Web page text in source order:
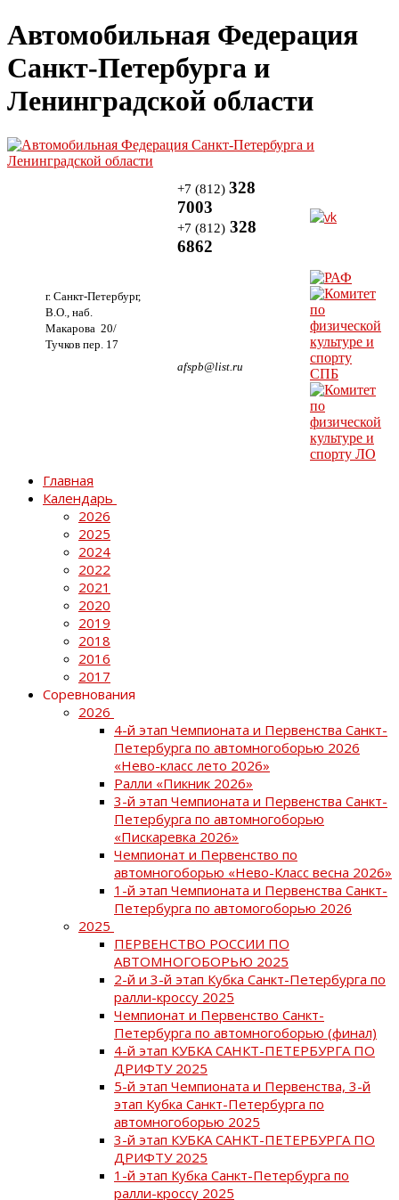
Автомобильная Федерация
Санкт-Петербурга и
Ленинградской области
г. Санкт-Петербург,
В.О., наб.
Макарова 20/
Тучков пер. 17
+7 (812) 328
7003
+7 (812) 328
6862
afspb@list.ru
Главная
Календарь
2026
2025
2024
2022
2021
2020
2019
2018
2016
2017
Соревнования
2026
4-й этап Чемпионата и Первенства Санкт-
Петербурга по автомногоборью 2026
«Нево-класс лето 2026»
Ралли «Пикник 2026»
3-й этап Чемпионата и Первенства Санкт-
Петербурга по автомногоборью
«Пискаревка 2026»
Чемпионат и Первенство по
автомногоборью «Нево-Класс весна 2026»
1-й этап Чемпионата и Первенства Санкт-
Петербурга по автомогоборью 2026
2025
ПЕРВЕНСТВО РОССИИ ПО
АВТОМНОГОБОРЬЮ 2025
2-й и 3-й этап Кубка Санкт-Петербурга по
ралли-кроссу 2025
Чемпионат и Первенство Санкт-
Петербурга по автомногоборью (финал)
4-й этап КУБКА САНКТ-ПЕТЕРБУРГА ПО
ДРИФТУ 2025
5-й этап Чемпионата и Первенства, 3-й
этап Кубка Санкт-Петербурга по
автомногоборью 2025
3-й этап КУБКА САНКТ-ПЕТЕРБУРГА ПО
ДРИФТУ 2025
1-й этап Кубка Санкт-Петербурга по
ралли-кроссу 2025